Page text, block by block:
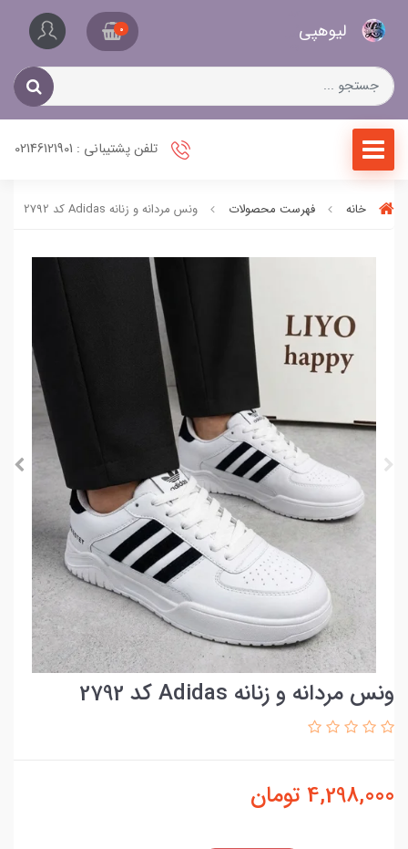
لیو‌هپی 0
تلفن پشتیبانی : 02146121901
خانه فهرست محصولات ونس مردانه و زنانه Adidas کد 2792
ونس مردانه و زنانه Adidas کد 2792
4,298,000 تومان